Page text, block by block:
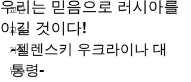
교단
교육
기획
뉴스
우리는 믿음으로 러시아를
이길 것이다!
-젤렌스키 우크라이나 대
통령-